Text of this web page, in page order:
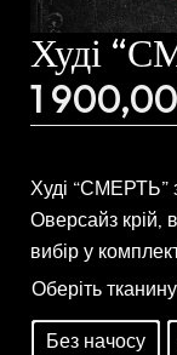
Худі
1 900,00
Худі “СМЕРТЬ”
Оверсайз крій,
вибір у
Оберіть тканину
Без начосу